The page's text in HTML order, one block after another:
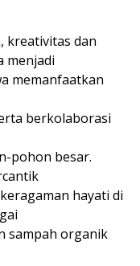
kreativitas dan
menjadi
memanfaatkan
berkolaborasi
pohon besar.
hayati di
sampah organik